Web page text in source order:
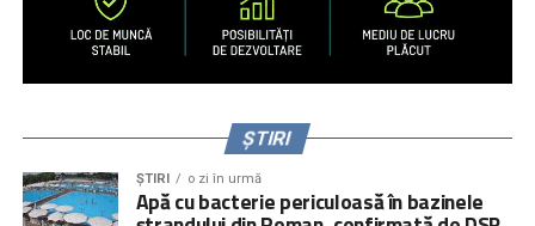
muncesc în alte state – prin intermediul secțiunii
interactive a site-ului
www.copiisinguriacasa.ro, liniei
telefonice dedicate, activităţi de informare și consiliere a
organizate în mediul rural și urban mic.
ȘTIRI
ȘTIRI o zi în urmă
Apă cu bacterie periculoasă în bazinele